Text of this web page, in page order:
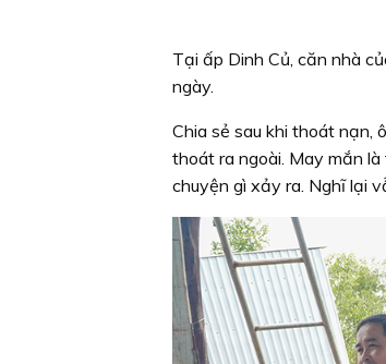
Tại ấp Dinh Củ, căn nhà
ngày.
Chia sẻ sau khi thoát nạn,
thoát ra ngoài. May mắn
chuyện gì xảy ra. Nghĩ lại